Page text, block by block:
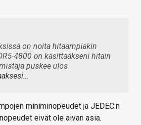
on noita hitaampiakin
4800 on käsittääkseni hitain
puskee ulos
miniminopeudet ja JEDEC:n
eivät ole aivan asia.